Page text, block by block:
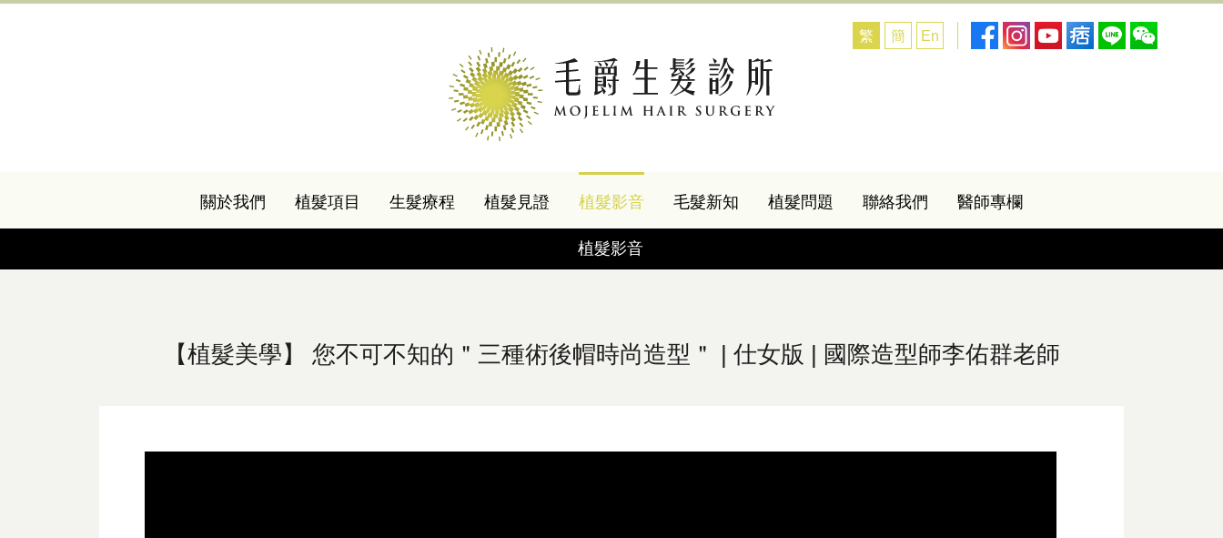
關於我們 植髮項目 生髮療程 植髮見證 植髮影音
植髮影音
毛髮新知 植髮問題 聯絡我們 醫師專欄
繁 簡 En
【植髮美學】 您不可不知的＂三種術後帽時尚造型＂ | 仕女版 | 國際造型師李佑群老師